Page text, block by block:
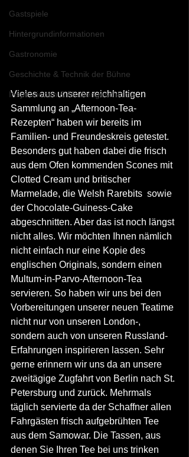
Gastspiele
Hintergrundinformationen
Gastronomie
Geschichte & Technik der Bühne
Inspirationen & Mediengeschichte
Vieles aus unserer reichhaltigen
Sammlung an „Afternoon-Tea-
Rezepten“ haben wir bereits im
Familien- und Freundeskreis getestet.
Besonders gut haben dabei die frisch
aus dem Ofen kommenden Scones mit
Clotted Cream und britischer
Marmelade, die Welsh Rarebits  sowie
der Chocolate-Guiness-Cake
abgeschnitten. Aber das ist noch längst
nicht alles. Wir möchten Ihnen nämlich
nicht einfach nur eine Kopie des
englischen Originals, sondern einen
Multum-in-Parvo-Afternoon-Tea
servieren. So haben wir uns bei den
Vorbereitungen unserer neuen Teatime
nicht nur von unseren London-,
sondern auch von unseren Russland-
Erfahrungen inspirieren lassen. Sehr
gerne erinnern wir uns da an unsere
zweitägige Zugfahrt von Berlin nach St.
Petersburg und zurück. Mehrmals
täglich servierte da der Schaffner allen
Fahrgästen frisch aufgebrühten Tee
aus dem Samowar. Die Tassen, aus
denen Sie Ihren Tee bei uns trinken